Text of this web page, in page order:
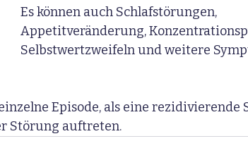
Es können auch Schlafstörungen,
Appetitveränderung,
Selbstwertzweifeln und weitere
Episode, als eine rezidivierende
Störung auftreten.